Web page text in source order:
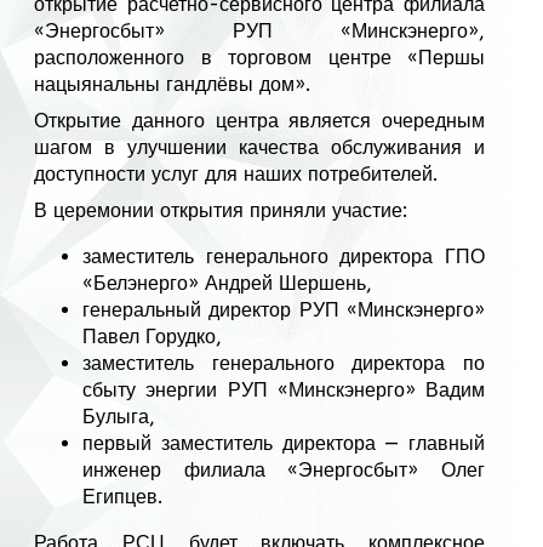
«Энергосбыт» РУП «Минскэнерго»,
расположенного в торговом центре «Першы
нацыянальны гандлёвы дом».
Открытие данного центра является очередным
шагом в улучшении качества обслуживания и
доступности услуг для наших потребителей.
В церемонии открытия приняли участие:
заместитель генерального директора ГПО
«Белэнерго» Андрей Шершень,
генеральный директор РУП «Минскэнерго»
Павел Горудко,
заместитель генерального директора по
сбыту энергии РУП «Минскэнерго» Вадим
Булыга,
первый заместитель директора — главный
инженер филиала «Энергосбыт» Олег
Египцев.